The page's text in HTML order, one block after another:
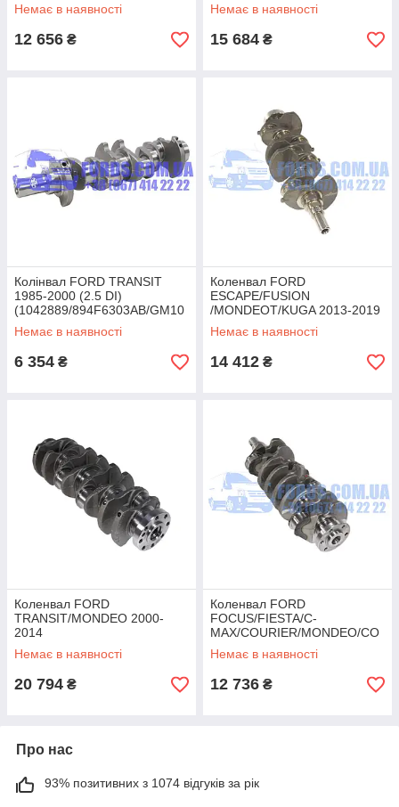
(1738588/BK2Q6303AA/BK2Q
Немає в наявності
12 656 ₴
ORIGINAL
Немає в наявності
15 684 ₴
Колінвал FORD TRANSIT
1985-2000 (2.5 DI)
(1042889/894F6303AB/GM10
62) GENMOT
Немає в наявності
6 354 ₴
Коленвал FORD
ESCAPE/FUSION
/MONDEOT/KUGA 2013-2019
(1.6 EcoBoost)
(1800890/DS7Z6303A/DS7Z6
Немає в наявності
14 412 ₴
Коленвал FORD
TRANSIT/MONDEO 2000-
2014
(2.0TDCI/2.2TDCI/2.4TDCI)
ORIGINAL
Немає в наявності
20 794 ₴
Коленвал FORD
FOCUS/FIESTA/C-
MAX/COURIER/MONDEO/CO
NNECT 2011-2019 (1.6TDCI)
GENMOT
Немає в наявності
12 736 ₴
Про нас
93% позитивних з 1074 відгуків за рік